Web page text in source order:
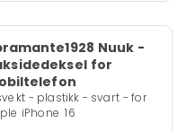
Nuuk -
for
- plastikk - svart - for
iPhone 16